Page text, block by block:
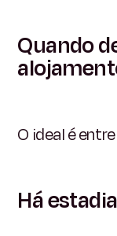
Quando
O ideal é
Há